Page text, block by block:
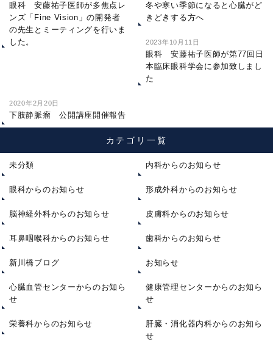
眼科 安藤祐子医師が多焦点レ
ンズ「Fine Vision」の開発者
の先生とミーティングを行いま
した。
冬や寒い季節になると心臓がど
きどきする方へ
2023年10月11日
眼科 安藤祐子医師が第77回日
本臨床眼科学会に参加致しまし
た
2020年2月20日
下肢静脈瘤 公開講座開催報告
カテゴリ一覧
未分類 内科からのお知らせ
眼科からのお知らせ 形成外科からのお知らせ
脳神経外科からのお知らせ 皮膚科からのお知らせ
耳鼻咽喉科からのお知らせ 歯科からのお知らせ
新川橋ブログ お知らせ
心臓血管センターからのお知ら
せ
健康管理センターからのお知ら
せ
栄養科からのお知らせ
肝臓・消化器内科からのお知ら
せ